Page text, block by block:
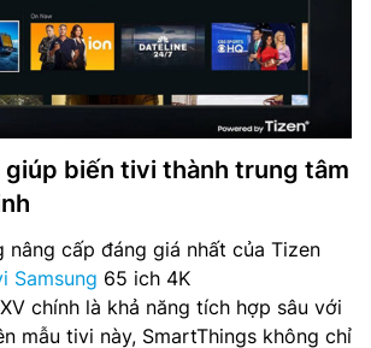
giúp biến tivi thành trung tâm
nâng cấp đáng giá nhất của Tizen
Samsung 65 ich 4K
chính là khả năng tích hợp sâu với
mẫu tivi này, SmartThings không chỉ